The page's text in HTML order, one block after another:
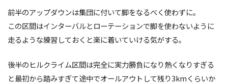
前半のアップダウンは集団に付いて脚をなるべく使わずに。
この区間はインターバルとローテーションで脚を使わないように
走るような練習しておくと楽に着いていける気がする。
後半のヒルクライム区間は完全に実力勝負になり熱くなりすぎる
と最初から踏みすぎて途中でオールアウトして残り3kmくらいか